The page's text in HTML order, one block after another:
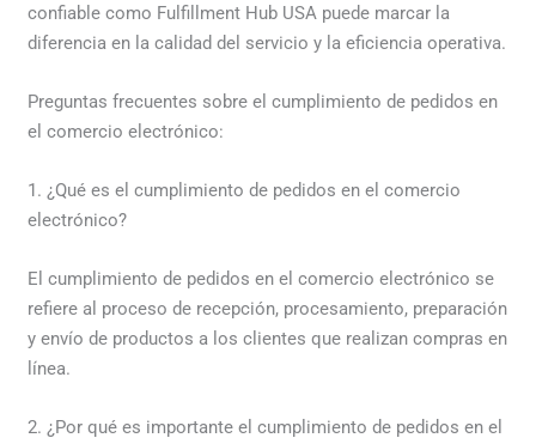
confiable como Fulfillment Hub USA puede marcar la
diferencia en la calidad del servicio y la eficiencia operativa.
Preguntas frecuentes sobre el cumplimiento de pedidos en
el comercio electrónico:
1. ¿Qué es el cumplimiento de pedidos en el comercio
electrónico?
El cumplimiento de pedidos en el comercio electrónico se
refiere al proceso de recepción, procesamiento, preparación
y envío de productos a los clientes que realizan compras en
línea.
2. ¿Por qué es importante el cumplimiento de pedidos en el